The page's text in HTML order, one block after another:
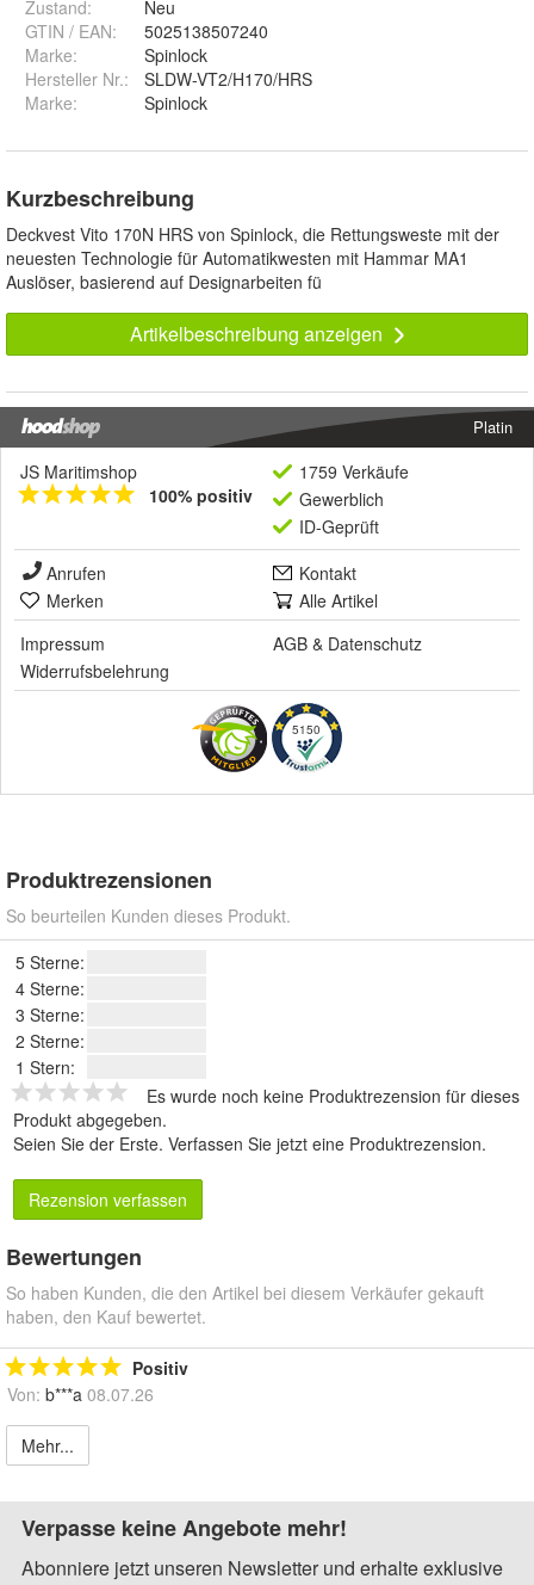
Zustand:
Neu
GTIN / EAN:
5025138507240
Marke:
Spinlock
Hersteller Nr.:
SLDW-VT2/H170/HRS
Marke: Spinlock
Kurzbeschreibung
Deckvest Vito 170N HRS von Spinlock, die Rettungsweste mit der
neuesten Technologie für Automatikwesten mit Hammar MA1
Auslöser, basierend auf Designarbeiten fü
Artikelbeschreibung anzeigen
Platin
JS Maritimshop
100% positiv
1759 Verkäufe
Gewerblich
ID-Geprüft
Anrufen
Kontakt
Merken
Alle Artikel
Impressum
AGB & Datenschutz
Widerrufsbelehrung
5150
Produktrezensionen
So beurteilen Kunden dieses Produkt.
5 Sterne:
4 Sterne:
3 Sterne:
2 Sterne:
1 Stern:
Es wurde noch keine Produktrezension für dieses
Produkt abgegeben.
Seien Sie der Erste. Verfassen Sie jetzt eine Produktrezension.
Rezension verfassen
Bewertungen
So haben Kunden, die den Artikel bei diesem Verkäufer gekauft
haben, den Kauf bewertet.
Positiv
Von: b***a 08.07.26
Mehr...
Verpasse keine Angebote mehr!
Abonniere jetzt unseren Newsletter und erhalte exklusive